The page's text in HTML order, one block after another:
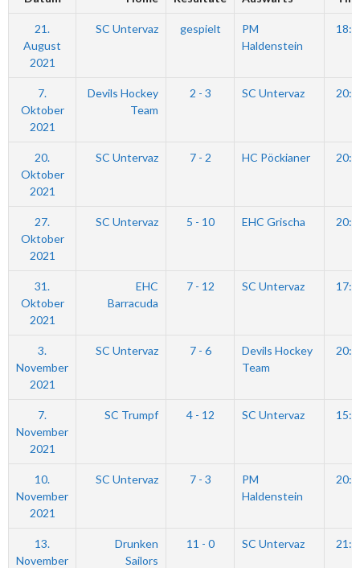
21.
August
2021
SC Untervaz gespielt
PM
Haldenstein
7.
Oktober
2021
Devils Hockey
Team
2 - 3 SC Untervaz
20.
Oktober
2021
SC Untervaz 7 - 2 HC Pöckianer
27.
Oktober
2021
SC Untervaz 5 - 10 EHC Grischa
31.
Oktober
2021
EHC
Barracuda
7 - 12 SC Untervaz
3.
November
2021
SC Untervaz 7 - 6
Devils Hockey
Team
7.
November
2021
SC Trumpf 4 - 12 SC Untervaz
10.
November
2021
SC Untervaz 7 - 3
PM
Haldenstein
13.
November
Drunken
Sailors
11 - 0 SC Untervaz